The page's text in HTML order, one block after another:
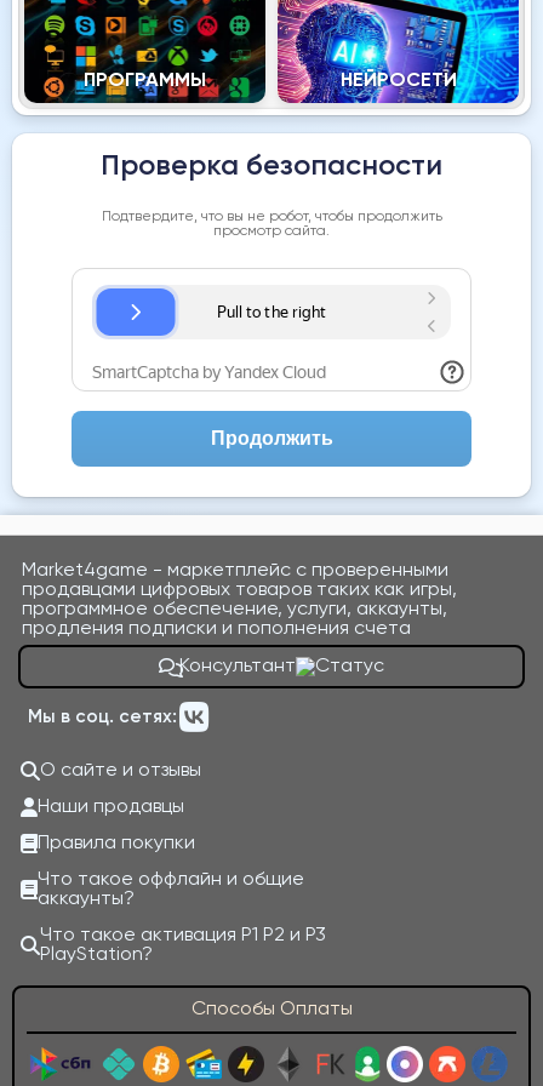
ПРОГРАММЫ НЕЙРОСЕТИ
Проверка безопасности
Подтвердите, что вы не робот, чтобы продолжить
просмотр сайта.
Продолжить
Market4game - маркетплейс с проверенными
продавцами цифровых товаров таких как игры,
программное обеспечение, услуги, аккаунты,
продления подписки и пополнения счета
Консультант
Мы в соц. сетях:
О сайте и отзывы
Наши продавцы
Правила покупки
Что такое оффлайн и общие
аккаунты?
Что такое активация P1 P2 и P3
PlayStation?
Способы Оплаты